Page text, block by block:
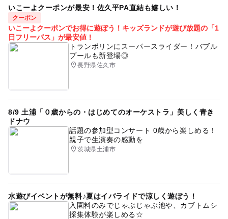
いこーよクーポンが最安！佐久平PA直結も嬉しい！
クーポン
いこーよクーポンでお得に遊ぼう！キッズランドが遊び放題の「1
日フリーパス」が最安値！
トランポリンにスーパースライダー！バブル
プールも新登場◎
長野県佐久市
8/9 土浦「０歳からの・はじめてのオーケストラ」美しく青き
ドナウ
話題の参加型コンサート 0歳から楽しめる！
親子で生演奏の感動を
茨城県土浦市
水遊びイベントが無料♪夏はイバライドで涼しく遊ぼう！
入園料のみでじゃぶじゃぶ池や、カブトムシ
採集体験が楽しめる☆